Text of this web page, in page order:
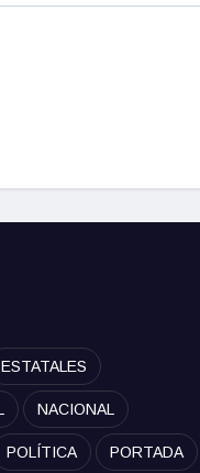
ESTATALES
NACIONAL
POLÍTICA PORTADA